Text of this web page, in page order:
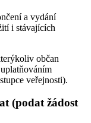
a vydání
i stávajících
občan
veřejnosti).
(podat žádost